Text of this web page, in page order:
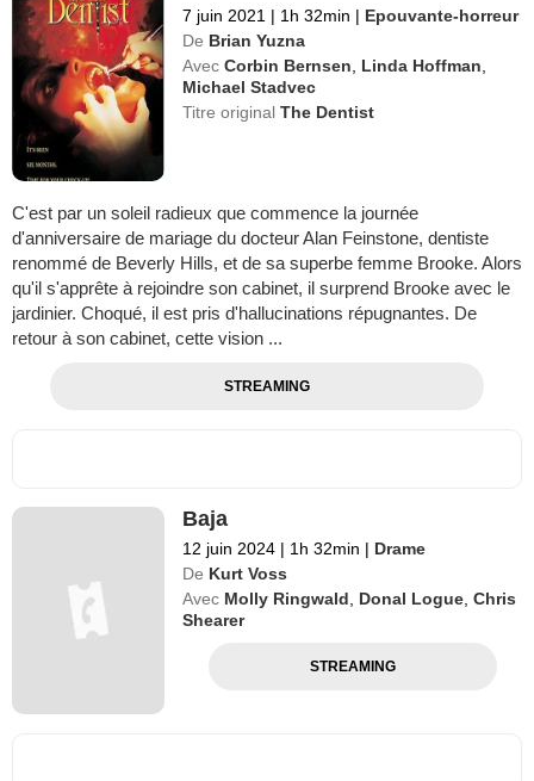
7 juin 2021 | 1h 32min | Epouvante-horreur
De Brian Yuzna
Avec Corbin Bernsen Linda Hoffman
Michael Stadvec
Titre originalThe Dentist
C'est par un soleil radieux que commence la journée
d'anniversaire de mariage du docteur Alan Feinstone, dentiste
renommé de Beverly Hills, et de sa superbe femme Brooke. Alors
qu'il s'apprête à rejoindre son cabinet, il surprend Brooke avec le
jardinier. Choqué, il est pris d'hallucinations répugnantes. De
retour à son cabinet, cette vision ...
STREAMING
Baja
12 juin 2024 | 1h 32min | Drame
De Kurt Voss
Avec Molly Ringwald Donal Logue ,Chris
Shearer
STREAMING